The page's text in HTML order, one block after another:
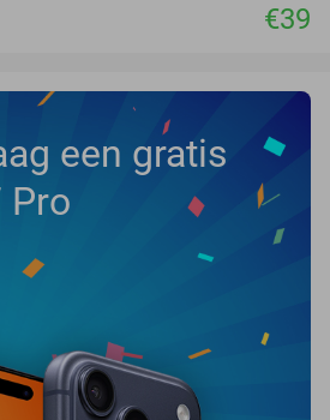
€39
een gratis
Pro